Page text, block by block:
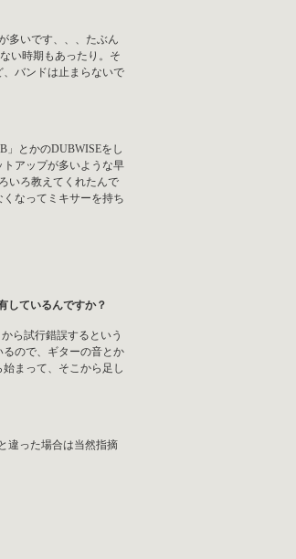
多いです、、、たぶん
い時期もあったり。そ
バンドは止まらないで
」とかのDUBWISEをし
アップが多いような早
いろ教えてくれたんで
なってミキサーを持ち
しているんですか？
ら試行錯誤するという
ので、ギターの音とか
まって、そこから足し
違った場合は当然指摘